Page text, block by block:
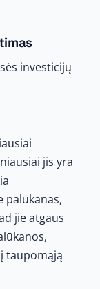
investicijų
jis yra
palūkanas,
jie atgaus
taupomąją